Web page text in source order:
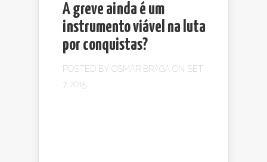
A greve ainda é um
instrumento viável na luta
por conquistas?
POSTED BY OSMAR BRAGA ON SET
7, 2015